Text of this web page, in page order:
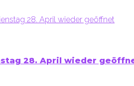
28. April wieder